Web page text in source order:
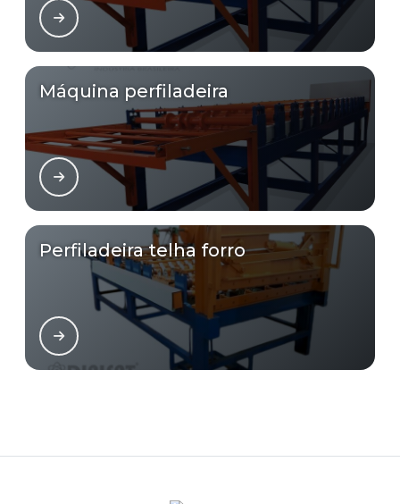
Máquina perfiladeira
Perfiladeira telha forro